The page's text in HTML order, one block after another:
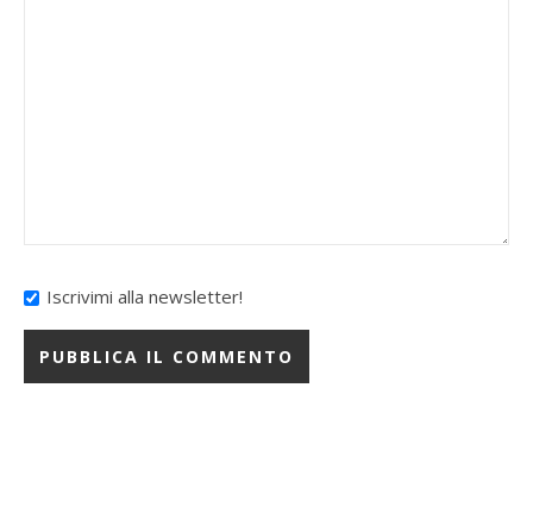
Iscrivimi alla newsletter!